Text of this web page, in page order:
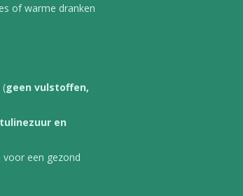
of warme dranken
(geen vulstoffen,
en
voor een gezond